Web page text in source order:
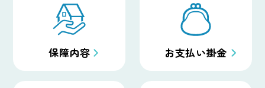
保障内容 お支払い掛金